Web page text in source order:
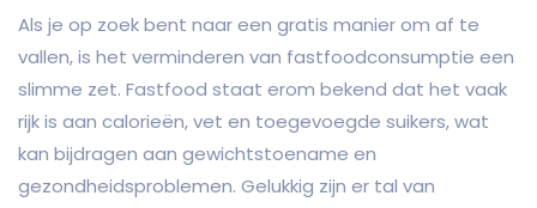
Als je op zoek bent naar een gratis manier om af te
vallen, is het verminderen van fastfoodconsumptie een
slimme zet. Fastfood staat erom bekend dat het vaak
rijk is aan calorieën, vet en toegevoegde suikers, wat
kan bijdragen aan gewichtstoename en
gezondheidsproblemen. Gelukkig zijn er tal van